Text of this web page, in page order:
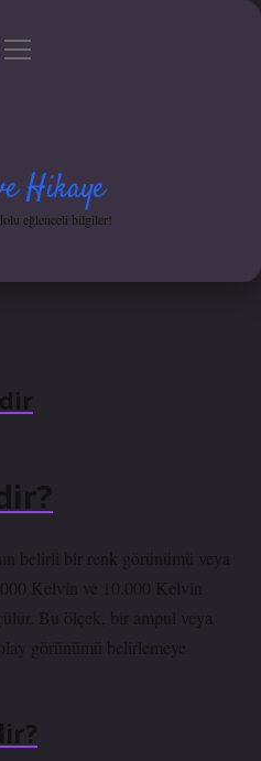
menüyü
Hikaye
eğlenceli bilgiler!
belirli bir renk görünümü veya
Kelvin ve 10.000 Kelvin
Bu ölçek, bir ampul veya
görünümü belirlemeye